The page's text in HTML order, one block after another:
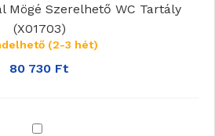
Szerelhető
WC
Tartály
(X01703)
Mögé Szerelhető WC Tartály
(X01703)
(2-3 hét)
80 730 Ft
Ravak